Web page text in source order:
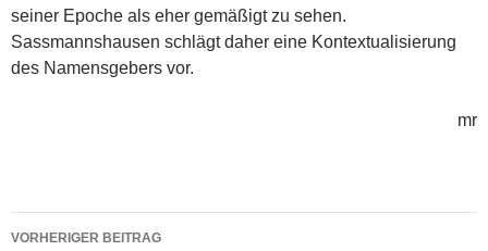
seiner Epoche als eher gemäßigt zu sehen.
Sassmannshausen schlägt daher eine Kontextualisierung
des Namensgebers vor.
mr
Beitragsnavigation
VORHERIGER BEITRAG